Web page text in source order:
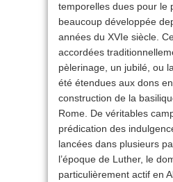
temporelles dues pour le
beaucoup développée
années du XVIe siècle.
accordées
pèlerinage, un jubilé, ou
été étendues aux dons
construction de la
Rome. De véritables
prédication des
lancées dans plusieurs
l’époque de Luther, le
particulièrement actif en